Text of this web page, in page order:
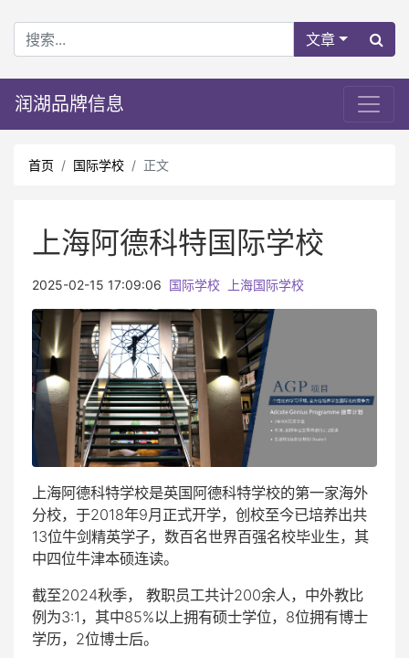
文章
润湖品牌信息
首页 国际学校 正文
上海阿德科特国际学校
2025-02-15 17:09:06 国际学校 上海国际学校
上海阿德科特学校是英国阿德科特学校的第一家海外
分校，于2018年9月正式开学，创校至今已培养出共
13位牛剑精英学子，数百名世界百强名校毕业生，其
中四位牛津本硕连读。
截至2024秋季， 教职员工共计200余人，中外教比
例为3:1，其中85%以上拥有硕士学位，8位拥有博士
学历，2位博士后。